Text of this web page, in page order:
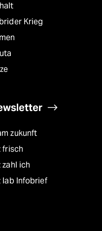
Krieg
zukunft
frisch
zahl ich
lab Infobrief